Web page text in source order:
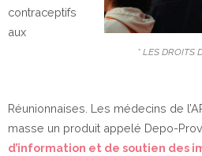
* LES DROITS
contraceptifs
aux
Réunionnaises. Les médecins de
masse un produit appelé Depo-
d’information et de soutien des